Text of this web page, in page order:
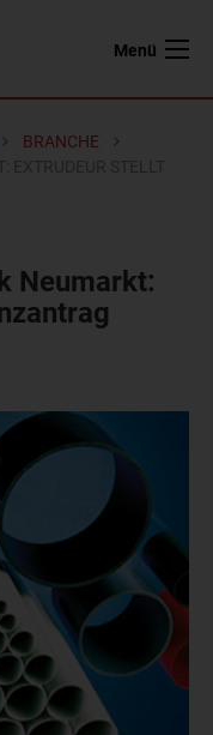
Menü
BRANCHE
Neumarkt: